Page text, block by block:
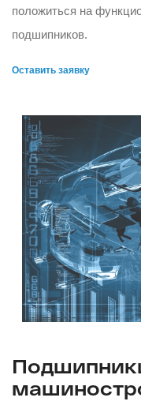
положиться на
подшипников.
Оставить заявку